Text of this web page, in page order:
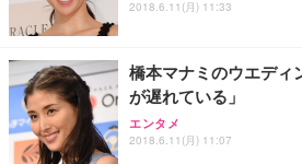
2018.6.11(月) 11:33
橋本マナミのウエディ
が遅れている」
エンタメ
2018.6.11(月) 11:07